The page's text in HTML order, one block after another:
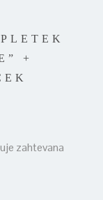
+
zahtevana